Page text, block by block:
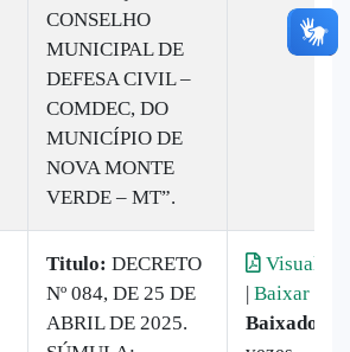
CONSELHO
MUNICIPAL DE
DEFESA CIVIL –
COMDEC, DO
MUNICÍPIO DE
NOVA MONTE
VERDE – MT”.
Titulo: DECRETO
Nº 084, DE 25 DE
ABRIL DE 2025.
Visualizar
| Baixar
Baixado: